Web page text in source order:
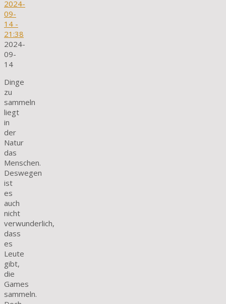
2024-
09-
14 -
21:38
2024-
09-
14
Dinge
zu
sammeln
liegt
in
der
Natur
das
Menschen.
Deswegen
ist
es
auch
nicht
verwunderlich,
dass
es
Leute
gibt,
die
Games
sammeln.